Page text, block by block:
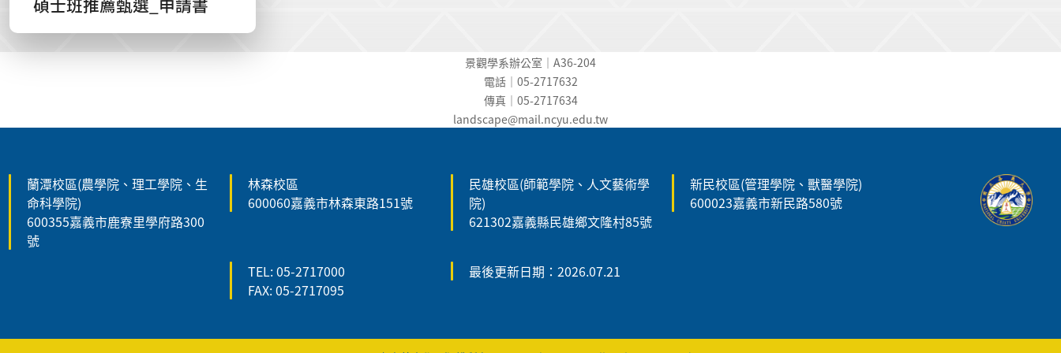
碩士班推薦甄選_申請書
景觀學系辦公室｜A36-204
電話｜05-2717632
傳真｜05-2717634
landscape@mail.ncyu.edu.tw
蘭潭校區(農學院、理工學院、生
命科學院)
600355嘉義市鹿寮里學府路300
號
林森校區
600060嘉義市林森東路151號
民雄校區(師範學院、人文藝術學
院)
621302嘉義縣民雄鄉文隆村85號
新民校區(管理學院、獸醫學院)
600023嘉義市新民路580號
TEL: 05-2717000
FAX: 05-2717095
最後更新日期：2026.07.21